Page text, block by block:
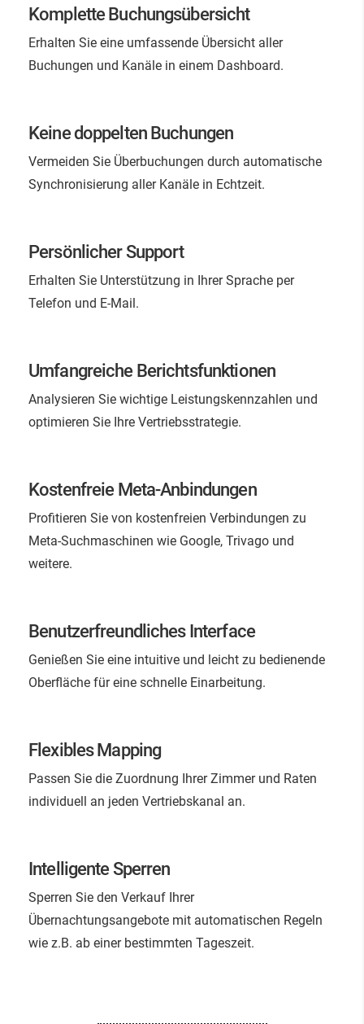
Komplette Buchungsübersicht
Erhalten Sie eine umfassende Übersicht aller
Buchungen und Kanäle in einem Dashboard.
Keine doppelten Buchungen
Vermeiden Sie Überbuchungen durch automatische
Synchronisierung aller Kanäle in Echtzeit.
Persönlicher Support
Erhalten Sie Unterstützung in Ihrer Sprache per
Telefon und E-Mail.
Umfangreiche Berichtsfunktionen
Analysieren Sie wichtige Leistungskennzahlen und
optimieren Sie Ihre Vertriebsstrategie.
Kostenfreie Meta-Anbindungen
Profitieren Sie von kostenfreien Verbindungen zu
Meta-Suchmaschinen wie Google, Trivago und
weitere.
Benutzerfreundliches Interface
Genießen Sie eine intuitive und leicht zu bedienende
Oberfläche für eine schnelle Einarbeitung.
Flexibles Mapping
Passen Sie die Zuordnung Ihrer Zimmer und Raten
individuell an jeden Vertriebskanal an.
Intelligente Sperren
Sperren Sie den Verkauf Ihrer
Übernachtungsangebote mit automatischen Regeln
wie z.B. ab einer bestimmten Tageszeit.